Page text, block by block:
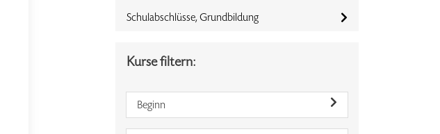
Schulabschlüsse, Grundbildung
Kurse filtern:
Beginn